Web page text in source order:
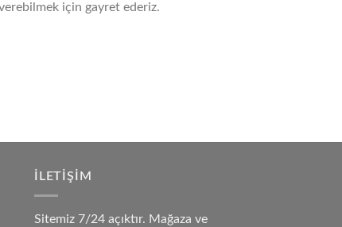
verebilmek için gayret ederiz.
İLETIŞIM
Sitemiz 7/24 açıktır. Mağaza ve